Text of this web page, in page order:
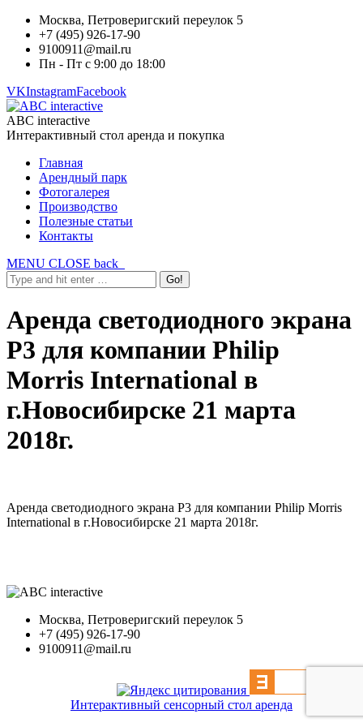
Москва, Петроверигский переулок 5
+7 (495) 926-17-90
9100911@mail.ru
Пн - Пт с 9:00 до 18:00
VKInstagramFacebook
ABC interactive
Интерактивный стол аренда и покупка
Главная
Арендный парк
Фотогалерея
Производство
Полезные статьи
Контакты
MENU CLOSE back
Аренда светодиодного экрана
Р3 для компании Philip
Morris International в
г.Новосибирске 21 марта
2018г.
Аренда светодиодного экрана Р3 для компании Philip Morris
International в г.Новосибирске 21 марта 2018г.
Москва, Петроверигский переулок 5
+7 (495) 926-17-90
9100911@mail.ru
Интерактивный сенсорный стол аренда